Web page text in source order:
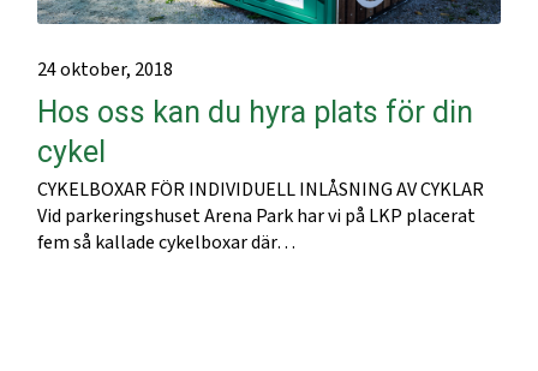
24 oktober, 2018
Hos oss kan du hyra plats för din
cykel
CYKELBOXAR FÖR INDIVIDUELL INLÅSNING AV CYKLAR
Vid parkeringshuset Arena Park har vi på LKP placerat
fem så kallade cykelboxar där…